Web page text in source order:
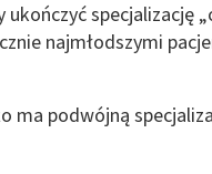
specjalizację
najmłodszymi
ma podwójną